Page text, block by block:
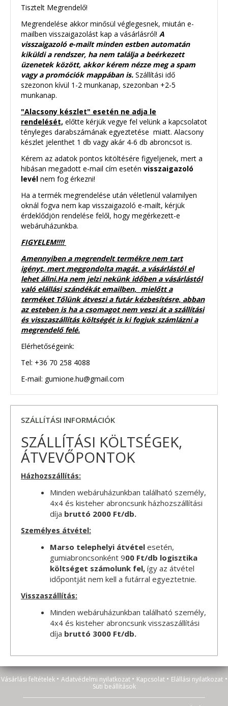
Tisztelt Megrendelő!
Megrendelése akkor minősül véglegesnek, miután e-
mailben visszaigazolást kap a vásárlásról! A
visszaigazoló e-mailt minden estben automatán
kiküldi a rendszer, ha nem találja a beérkezett
üzenetek között, akkor kérem nézze meg a spam
vagy a promóciók mappában is. Szállítási idő
szezonon kívül 1-2 munkanap, szezonban +2-5
munkanap.
"Alacsony készlet" esetén ne adja le
rendelését, előtte kérjük vegye fel velünk a kapcsolatot
tényleges darabszámának egyeztetése miatt. Alacsony
készlet jelenthet 1 db vagy akár 4-6 db abroncsot is.
Kérem az adatok pontos kitöltésére figyeljenek, mert a
hibásan megadott e-mail cím esetén visszaigazoló
levél nem fog érkezni!
Ha a termék megrendelése után véletlenül valamilyen
oknál fogva nem kap visszaigazoló e-mailt, kérjük
érdeklődjön rendelése felől, hogy megérkezett-e
webáruházunkba.
FIGYELEM!!!!
Amennyiben a megrendelt termékre nem tart
igényt, mert meggondolta magát, a vásárlástól el
lehet állni.Ha nem jelzi nekünk időben a vásárlástól
való elállási szándékát emailben, mielőtt a
terméket Tőlünk átveszi a futár kézbesítésre, abban
az esteben is ha a csomagot nem veszi át a szállítási
és visszaszállítás költségét is ki fogjuk számlázni a
megrendelő felé.
Elérhetőségeink:
Tel: +36 70 258 4088
E-mail: gumione.hu@gmail.com
SZÁLLÍTÁSI INFORMÁCIÓK
SZÁLLÍTÁSI KÖLTSÉGEK,
ÁTVEVŐPONTOK
Házhozszállítás:
Minden webáruházunkban található személy,
4x4 és kisteher abroncsunk házhozszállítási
díja bruttó 2000 Ft/db.
Személyes átvétel:
Marso telephelyi átvétel esetén,
gumiabroncsonként 900 Ft/db logisztika
költséget számolunk fel, így az átvétel
időpontját nem kell a futárral egyeztetnie.
Visszaszállítás:
Minden webáruházunkban található személy,
4x4 és kisteher abroncsunk visszaszállítási
díja bruttó 3000 Ft/db.
Vásárlási feltételek • Adatvédelmi nyilatkozat • Kapcsolat • Elállási nyilatkozat •
Süti beállítások